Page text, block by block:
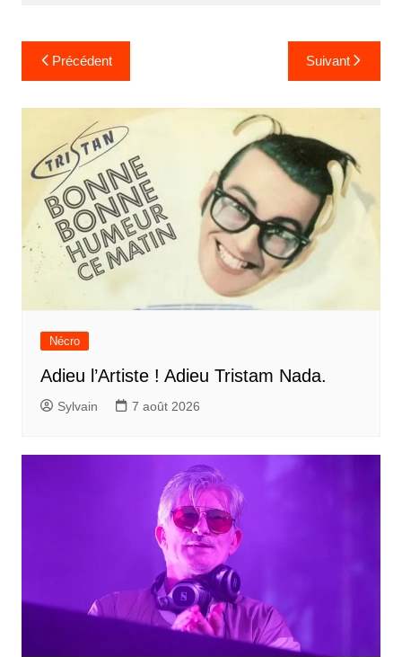
Navigation
de
l’article
Précédent Suivant
Nécro
Adieu l’Artiste ! Adieu Tristam Nada.
Sylvain 7 août 2026